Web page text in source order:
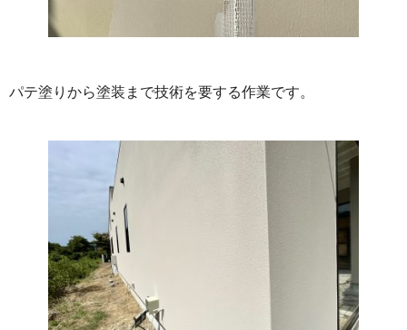
パテ塗りから塗装まで技術を要する作業です。